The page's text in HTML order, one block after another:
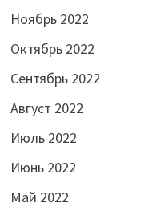
Ноябрь 2022
Октябрь 2022
Сентябрь 2022
Август 2022
Июль 2022
Июнь 2022
Май 2022